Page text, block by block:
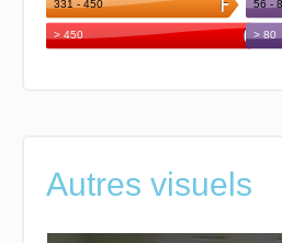
Autres visuels